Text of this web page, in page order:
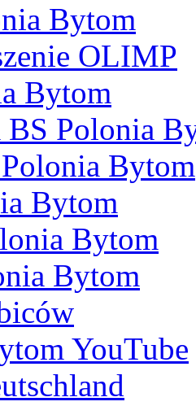
Bytom
OLIMP
Bytom
BS Polonia
Bytom
Bytom
Bytom
Bytom
YouTube